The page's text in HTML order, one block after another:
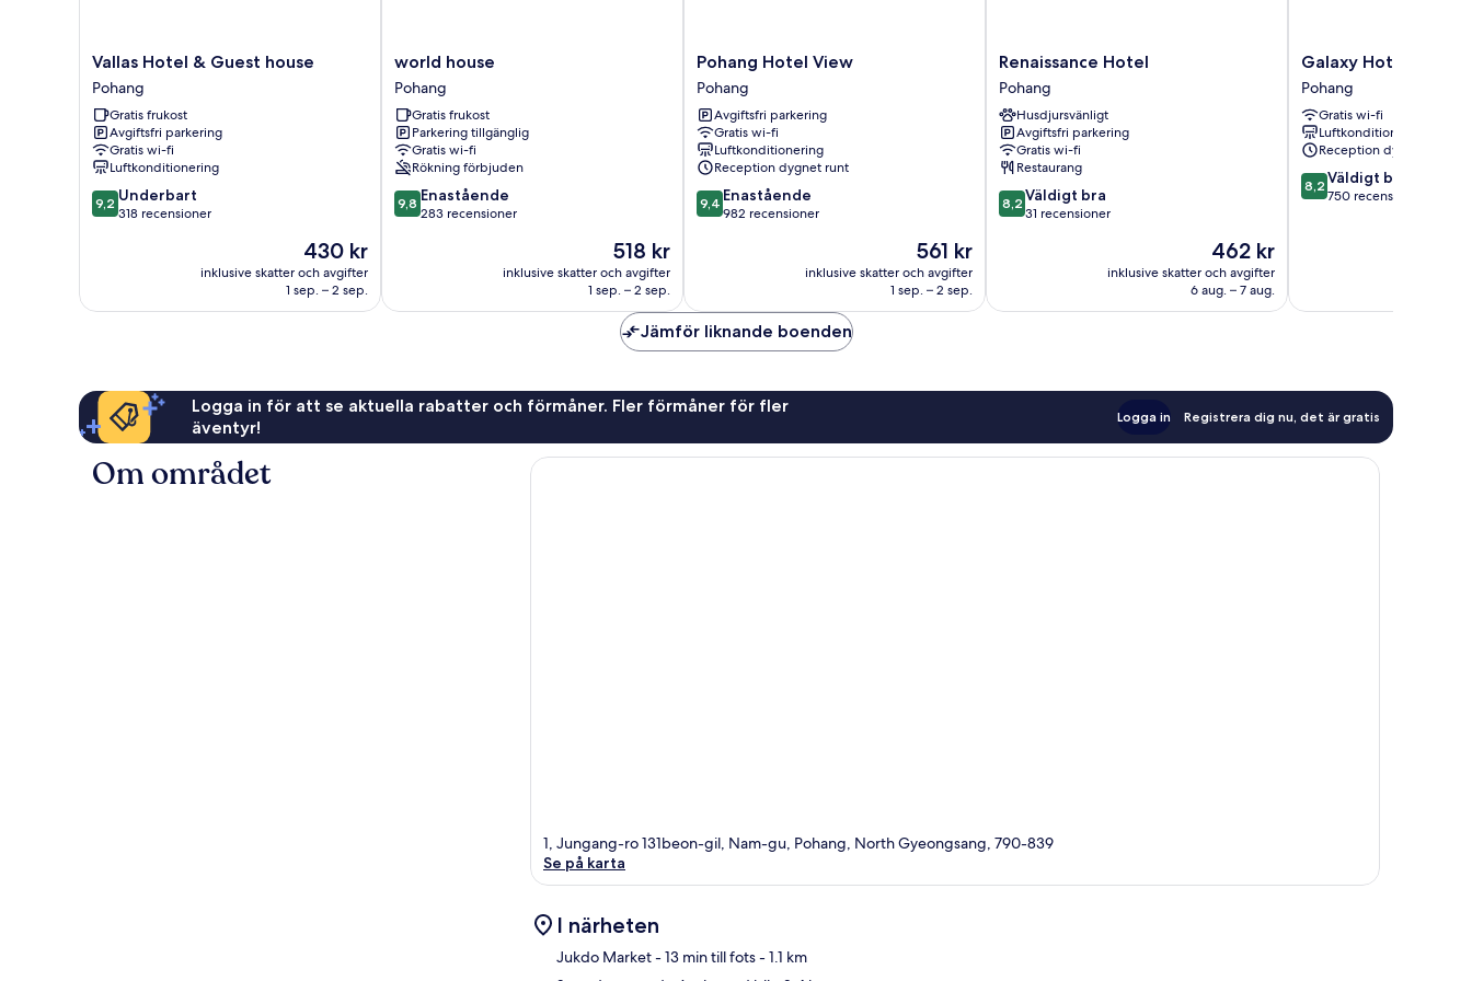
Vallas
Hotel
&
Guest
house
Pohang
Vallas Hotel & Guest house
Pohang
Gratis frukost
Avgiftsfri parkering
Gratis wi-fi
Luftkonditionering
9.2
av
9,2 Underbart
318 recensioner
Priset
är
430 kr
430 kr
inklusive skatter och avgifter
1 sep. – 2 sep.
world
house
Pohang
world house
Pohang
Gratis frukost
Parkering tillgänglig
Gratis wi-fi
Rökning förbjuden
9.8
av
9,8 Enastående
283 recensioner
Priset
är
518 kr
518 kr
inklusive skatter och avgifter
1 sep. – 2 sep.
Pohang
Hotel
View
Pohang
Pohang Hotel View
Pohang
Avgiftsfri parkering
Gratis wi-fi
Luftkonditionering
Reception dygnet runt
9.4
av
9,4 Enastående
982 recensioner
Priset
är
561 kr
561 kr
inklusive skatter och avgifter
1 sep. – 2 sep.
Renaissance
Hotel
Pohang
Renaissance Hotel
Pohang
Husdjursvänligt
Avgiftsfri parkering
Gratis wi-fi
Restaurang
8.2
av
8,2 Väldigt bra
31 recensioner
Priset
är
462 kr
462 kr
inklusive skatter och avgifter
6 aug. – 7 aug.
Galaxy
Hotel
Pohang
Galaxy Hotel
Pohang
Gratis wi-fi
Luftkonditionering
Reception dygnet runt
8.2
av
8,2 Väldigt bra
750 recensioner
Jämför liknande boenden
Logga in för att se aktuella rabatter och förmåner. Fler förmåner för fler
äventyr!
Logga in Registrera dig nu, det är gratis
Om området
1, Jungang-ro 131beon-gil, Nam-gu, Pohang, North Gyeongsang, 790-839
Se på karta
I närheten
Jukdo Market- 13 min till fots- 1.1 km